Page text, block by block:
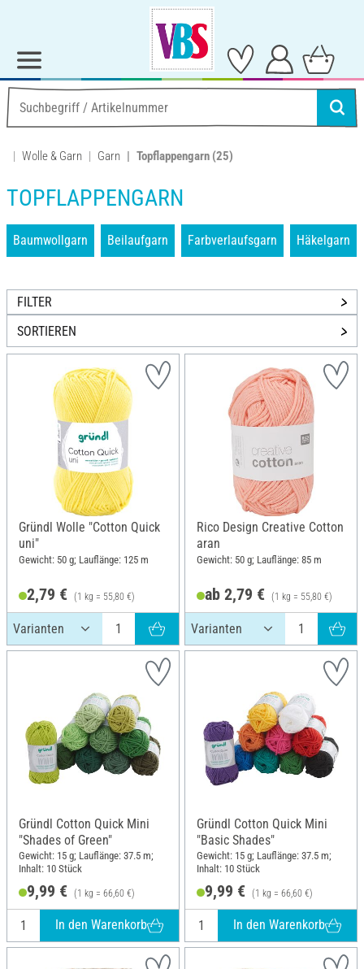
Wolle & Garn Garn Topflappengarn (25)
TOPFLAPPENGARN
Baumwollgarn Beilaufgarn Farbverlaufsgarn Häkelgarn
FILTER
SORTIEREN
Gründl Wolle "Cotton Quick
uni"
Gewicht: 50 g; Lauflänge: 125 m
2,79 € (1 kg = 55,80 €)
Rico Design Creative Cotton
aran
Gewicht: 50 g; Lauflänge: 85 m
ab 2,79 € (1 kg = 55,80 €)
Gründl Cotton Quick Mini
"Shades of Green"
Gewicht: 15 g; Lauflänge: 37.5 m;
Inhalt: 10 Stück
9,99 € (1 kg = 66,60 €)
In den Warenkorb
Gründl Cotton Quick Mini
"Basic Shades"
Gewicht: 15 g; Lauflänge: 37.5 m;
Inhalt: 10 Stück
9,99 € (1 kg = 66,60 €)
In den Warenkorb